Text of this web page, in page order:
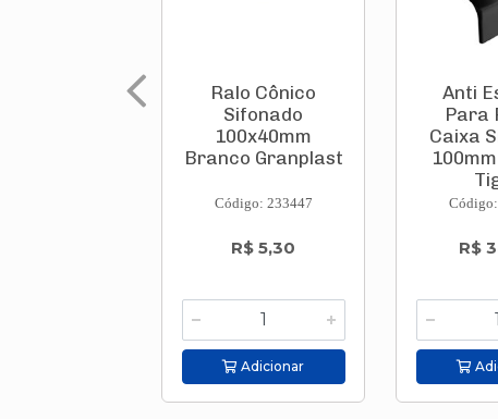
Ralo Cônico
Sifonado
100x40mm
Branco Granplast
Código: 233447
R$ 5,30
Adicionar
Anti
Para
Caixa
R$